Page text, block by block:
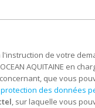
de votre
AQUITAINE en
que vous
des données
, sur laquelle vous